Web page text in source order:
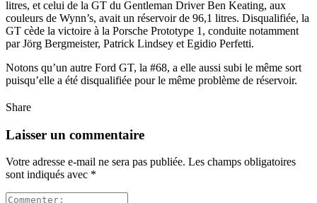
litres, et celui de la GT du Gentleman Driver Ben Keating, aux
couleurs de Wynn’s, avait un réservoir de 96,1 litres. Disqualifiée, la
GT cède la victoire à la Porsche Prototype 1, conduite notamment
par Jörg Bergmeister, Patrick Lindsey et Egidio Perfetti.
Notons qu’un autre Ford GT, la #68, a elle aussi subi le même sort
puisqu’elle a été disqualifiée pour le même problème de réservoir.
Share
Laisser un commentaire
Votre adresse e-mail ne sera pas publiée. Les champs obligatoires
sont indiqués avec *